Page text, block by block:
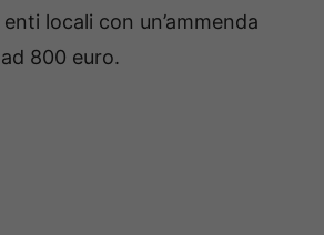
locali con un’ammenda
800 euro.